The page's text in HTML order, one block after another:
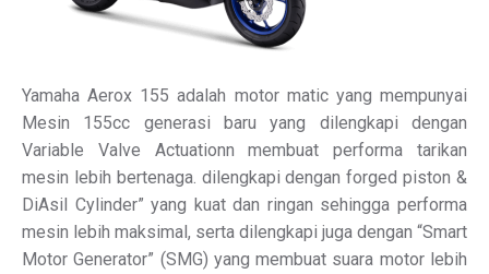
Yamaha Aerox 155 adalah motor matic yang mempunyai
Mesin 155cc generasi baru yang dilengkapi dengan
Variable Valve Actuationn membuat performa tarikan
mesin lebih bertenaga. dilengkapi dengan forged piston &
DiAsil Cylinder” yang kuat dan ringan sehingga performa
mesin lebih maksimal, serta dilengkapi juga dengan “Smart
Motor Generator” (SMG) yang membuat suara motor lebih